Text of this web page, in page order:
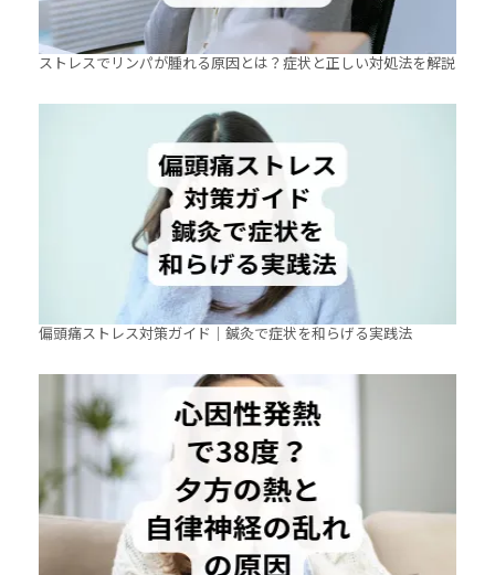
ストレスでリンパが腫れる原因とは？症状と正しい対処法を解説
偏頭痛ストレス対策ガイド｜鍼灸で症状を和らげる実践法